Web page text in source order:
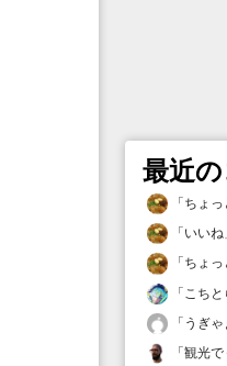
最近
「ちょっ
「いいね
「ちょっ
「 こち
「 うぎゃ
「観光